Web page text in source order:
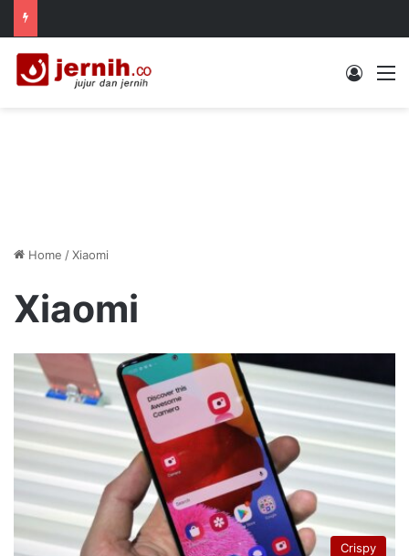
Log In
Home /Xiaomi
Xiaomi
Crispy